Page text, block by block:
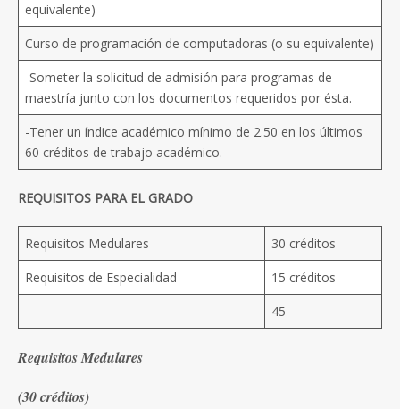
equivalente)
Curso de programación de computadoras (o su equivalente)
-Someter la solicitud de admisión para programas de
maestría junto con los documentos requeridos por ésta.
-Tener un índice académico mínimo de 2.50 en los últimos
60 créditos de trabajo académico.
REQUISITOS PARA EL GRADO
Requisitos Medulares
30 créditos
Requisitos de Especialidad
15 créditos
45
Requisitos Medulares
(30 créditos)